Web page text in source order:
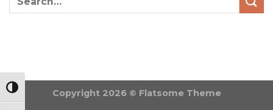
NAGY KONTRASZT VÁLTÁSA
Copyright 2026 © Flatsome Theme